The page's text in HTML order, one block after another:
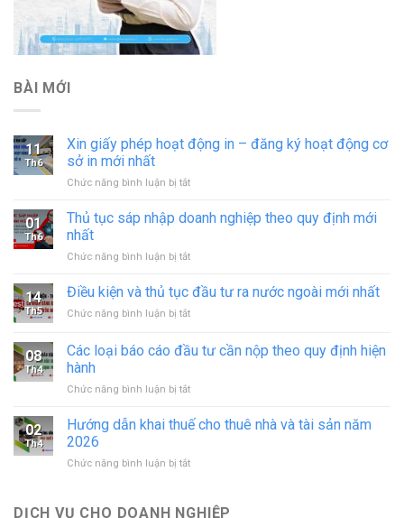
BÀI MỚI
11
Th6
Xin giấy phép hoạt động in – đăng ký hoạt động cơ
sở in mới nhất
Chức năng bình luận bị tắtở
động
–
ký
động
in
nhất
01
Th6
Thủ tục sáp nhập doanh nghiệp theo quy định mới
nhất
Chức năng bình luận bị tắtở
tục
nhập
nghiệp
định
nhất
14
Th5
Điều kiện và thủ tục đầu tư ra nước ngoài mới nhất
Chức năng bình luận bị tắtở
và
tục
tư
ngoài
08
Th4
Các loại báo cáo đầu tư cần nộp theo quy định hiện
hành
Chức năng bình luận bị tắtở
loại
báo
đầu
nộp
02
Th4
Hướng dẫn khai thuế cho thuê nhà và tài sản năm
2026
Chức năng bình luận bị tắtở
khai
DỊCH VỤ CHO DOANH NGHIỆP